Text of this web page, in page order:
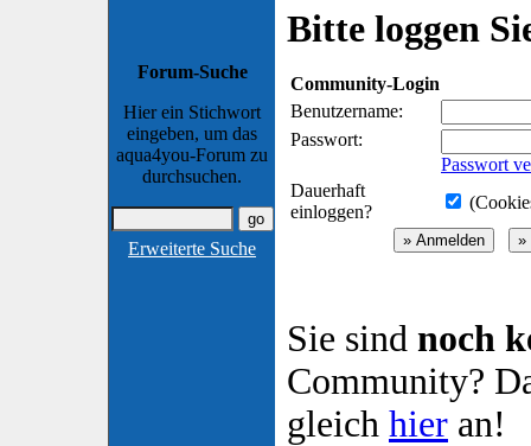
Forum-Suche
Hier ein Stichwort
eingeben, um das
aqua4you-Forum zu
durchsuchen.
Erweiterte Suche
Bitte loggen
Community-Login
Benutzername:
Passwort:
Passwort
Dauerhaft
einloggen?
Sie sind noch
Community?
gleich hier an!